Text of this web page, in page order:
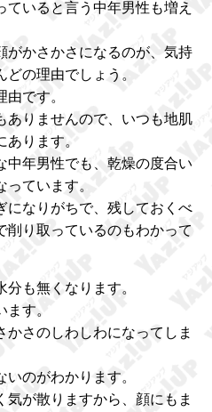
いると言う中年男性も増え
がかさかさになるのが、気持
の理由でしょう。
です。
ありませんので、いつも地肌
ります。
中年男性でも、乾燥の度合い
ています。
になりがちで、残しておくべ
削り取っているのもわかって
も無くなります。
す。
さのしわしわになってしま
のがわかります。
が散りますから、顔にもま